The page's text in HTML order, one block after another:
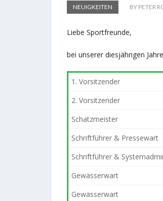
NEUIGKEITEN BY PETER
Liebe Sportfreunde,
bei unserer diesjährigen
1. Vorsitzender
2. Vorsitzender
Schatzmeister
Schriftführer & Pressewart
Schriftführer &
Gewässerwart
Gewässerwart